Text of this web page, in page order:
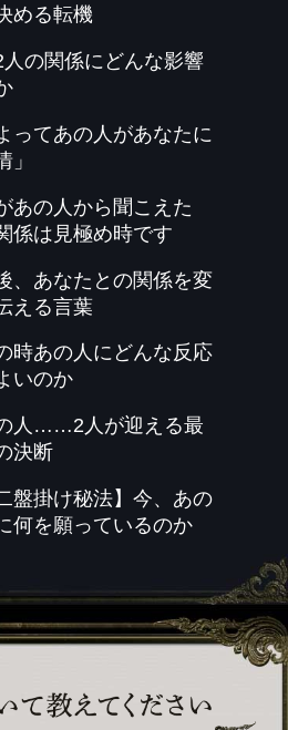
める転機
の関係にどんな影響
ってあの人があなたに
」
あの人から聞こえた
は見極め時です
、あなたとの関係を変
える言葉
時あの人にどんな反応
いのか
人……2人が迎える最
決断
盤掛け秘法】今、あの
何を願っているのか